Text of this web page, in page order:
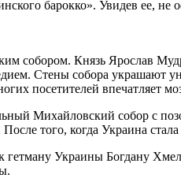
барокко». Увидев ее,
собором. Князь Ярослав
Стены собора украшают
посетителей впечатляет
Михайловский собор с
того, когда Украина
гетману Украины Богдану